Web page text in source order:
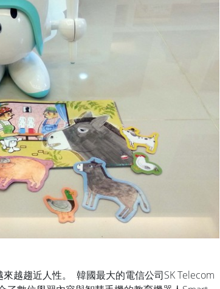
越趨近人性。 韓國最大的電信公司SK Telecom